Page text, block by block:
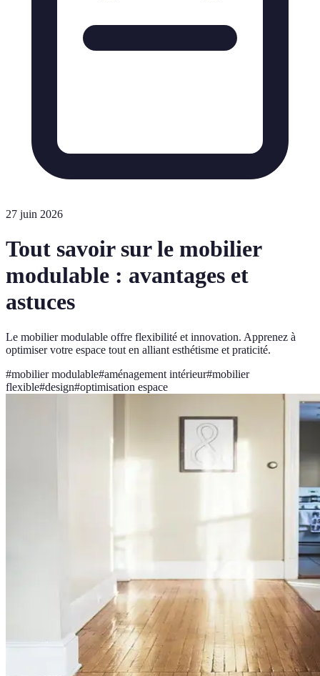
27 juin 2026
Tout savoir sur le mobilier
modulable : avantages et
astuces
Le mobilier modulable offre flexibilité et innovation. Apprenez à
optimiser votre espace tout en alliant esthétisme et praticité.
#mobilier modulable#aménagement intérieur#mobilier
flexible#design#optimisation espace